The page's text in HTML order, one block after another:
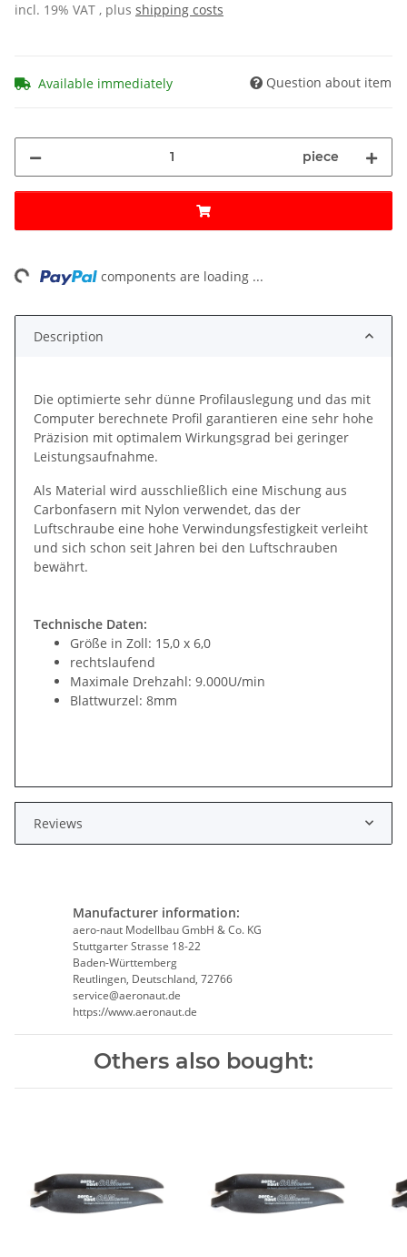
incl. 19% VAT , plus shipping costs
Available immediately Question about item
piece
components are loading ...
Description
Die optimierte sehr dünne Profilauslegung und das mit
Computer berechnete Profil garantieren eine sehr hohe
Präzision mit optimalem Wirkungsgrad bei geringer
Leistungsaufnahme.
Als Material wird ausschließlich eine Mischung aus
Carbonfasern mit Nylon verwendet, das der
Luftschraube eine hohe Verwindungsfestigkeit verleiht
und sich schon seit Jahren bei den Luftschrauben
bewährt.
Technische Daten:
Größe in Zoll: 15,0 x 6,0
rechtslaufend
Maximale Drehzahl: 9.000U/min
Blattwurzel: 8mm
Reviews
Manufacturer information:
aero-naut Modellbau GmbH & Co. KG
Stuttgarter Strasse 18-22
Baden-Württemberg
Reutlingen, Deutschland, 72766
service@aeronaut.de
https://www.aeronaut.de
Others also bought: